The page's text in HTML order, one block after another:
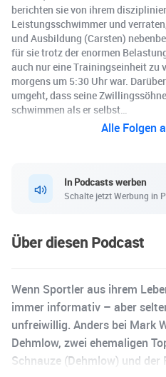
berichten sie von ihrem
Leistungsschwimmer und
und Ausbildung (Carsten)
für sie trotz der enormen
auch nur eine Trainingseinheit zu
morgens um 5:30 Uhr war.
umgeht, dass seine
schwimmen als er selbst…
Alle Folgen
In Podcasts werben
Schalte jetzt Werbung in
Über diesen Podcast
Wenn Sportler aus ihrem
immer informativ – aber
unfreiwillig. Anders bei Mark
Dehmlow, zwei ehemaligen
Schnauze (Dehmlow) und